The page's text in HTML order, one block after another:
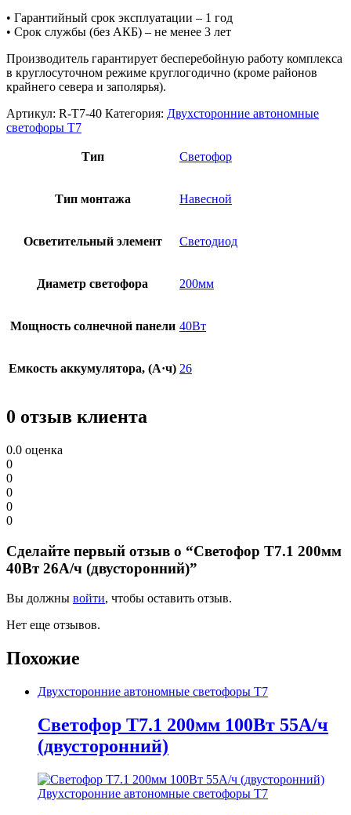
• Гарантийный срок эксплуатации – 1 год
• Срок службы (без АКБ) – не менее 3 лет
Производитель гарантирует бесперебойную работу комплекса
в круглосуточном режиме круглогодично (кроме районов
крайнего севера и заполярья).
Артикул: R-Т7-40 Категория: Двухсторонние автономные
светофоры Т7
Тип Светофор
Тип монтажа Навесной
Осветительный элемент Светодиод
Диаметр светофора 200мм
Мощность солнечной панели 40Вт
Емкость аккумулятора, (А·ч) 26
0 отзыв клиента
0.0 оценка
0
0
0
0
0
Сделайте первый отзыв о “Светофор Т7.1 200мм
40Вт 26А/ч (двусторонний)”
Вы должны войти, чтобы оставить отзыв.
Нет еще отзывов.
Похожие
Двухсторонние автономные светофоры Т7
Светофор Т7.1 200мм 100Вт 55А/ч
(двусторонний)
Двухсторонние автономные светофоры Т7